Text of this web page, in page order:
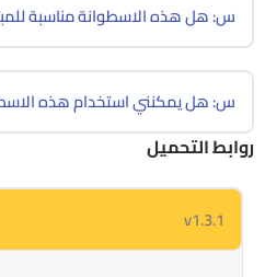
س: هل هذه الاسطوانة مناسبة
س: هل يمكنني استخدام هذه
روابط التحميل
v1.3.1